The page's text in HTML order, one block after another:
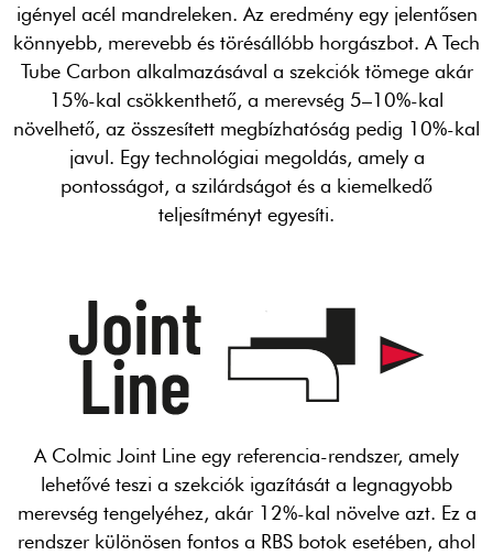
igényel acél mandreleken. Az eredmény egy jelentősen
könnyebb, merevebb és törésállóbb horgászbot. A Tech
Tube Carbon alkalmazásával a szekciók tömege akár
15%-kal csökkenthető, a merevség 5–10%-kal
növelhető, az összesített megbízhatóság pedig 10%-kal
javul. Egy technológiai megoldás, amely a
pontosságot, a szilárdságot és a kiemelkedő
teljesítményt egyesíti.
A Colmic Joint Line egy referencia-rendszer, amely
lehetővé teszi a szekciók igazítását a legnagyobb
merevség tengelyéhez, akár 12%-kal növelve azt. Ez a
rendszer különösen fontos a RBS botok esetében, ahol